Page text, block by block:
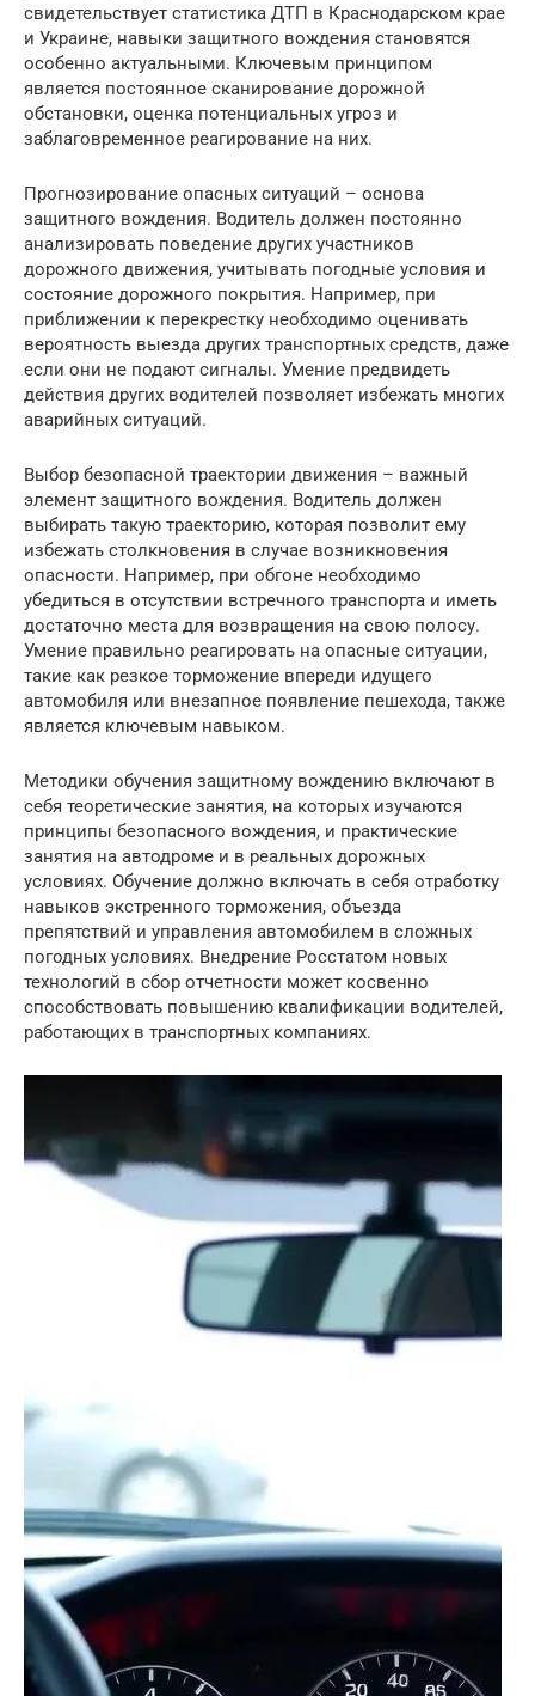
свидетельствует статистика ДТП в Краснодарском крае
и Украине, навыки защитного вождения становятся
особенно актуальными. Ключевым принципом
является постоянное сканирование дорожной
обстановки, оценка потенциальных угроз и
заблаговременное реагирование на них.
Прогнозирование опасных ситуаций – основа
защитного вождения. Водитель должен постоянно
анализировать поведение других участников
дорожного движения, учитывать погодные условия и
состояние дорожного покрытия. Например, при
приближении к перекрестку необходимо оценивать
вероятность выезда других транспортных средств, даже
если они не подают сигналы. Умение предвидеть
действия других водителей позволяет избежать многих
аварийных ситуаций.
Выбор безопасной траектории движения – важный
элемент защитного вождения. Водитель должен
выбирать такую траекторию, которая позволит ему
избежать столкновения в случае возникновения
опасности. Например, при обгоне необходимо
убедиться в отсутствии встречного транспорта и иметь
достаточно места для возвращения на свою полосу.
Умение правильно реагировать на опасные ситуации,
такие как резкое торможение впереди идущего
автомобиля или внезапное появление пешехода, также
является ключевым навыком.
Методики обучения защитному вождению включают в
себя теоретические занятия, на которых изучаются
принципы безопасного вождения, и практические
занятия на автодроме и в реальных дорожных
условиях. Обучение должно включать в себя отработку
навыков экстренного торможения, объезда
препятствий и управления автомобилем в сложных
погодных условиях. Внедрение Росстатом новых
технологий в сбор отчетности может косвенно
способствовать повышению квалификации водителей,
работающих в транспортных компаниях.